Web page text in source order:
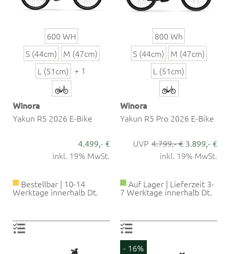
600 WH
S (44cm)
M (47cm)
L (51cm) + 1
Winora
Yakun R5 2026 E-Bike
4.499,- €
inkl. 19% MwSt.
Bestellbar | 10-14
Werktage innerhalb Dt.
800 Wh
S (44cm)
M (47cm)
L (51cm)
Winora
Yakun R5 Pro 2026 E-Bike
4.799,- € 3.899,- €
inkl. 19% MwSt.
Auf Lager | Lieferzeit 3-
7 Werktage innerhalb Dt.
- 16%